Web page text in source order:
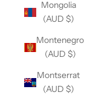
Mongolia
(AUD $)
Montenegro
(AUD $)
Montserrat
(AUD $)